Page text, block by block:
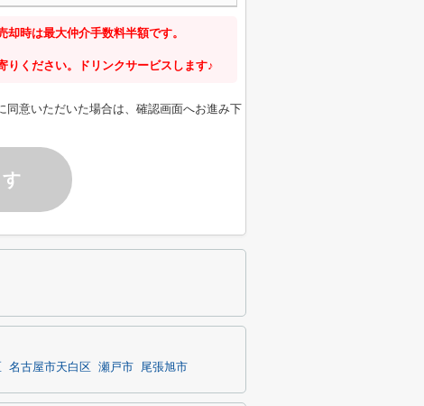
時は最大仲介手数料半額です。
ください。ドリンクサービスします♪
同意いただいた場合は、確認画面へお進み下
名古屋市天白区 瀬戸市 尾張旭市